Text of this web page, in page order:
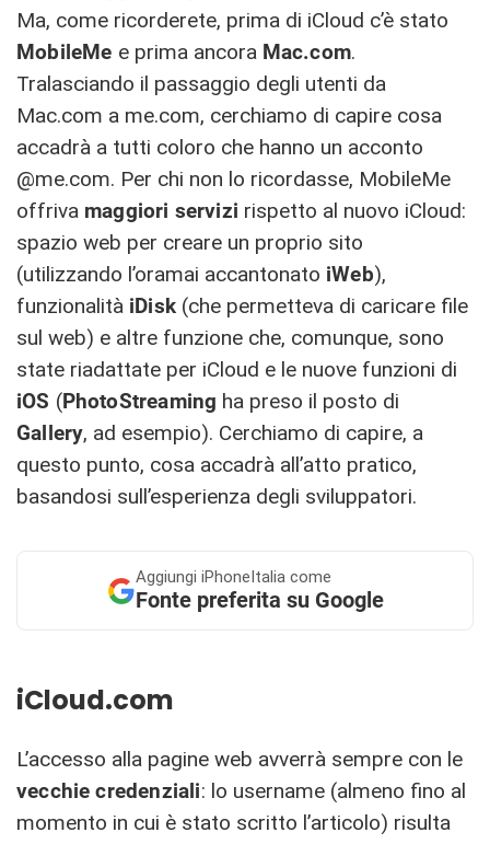
Ma, come ricorderete, prima di iCloud c’è stato
MobileMe e prima ancora Mac.com.
Tralasciando il passaggio degli utenti da
Mac.com a me.com, cerchiamo di capire cosa
accadrà a tutti coloro che hanno un acconto
@me.com. Per chi non lo ricordasse, MobileMe
offriva maggiori servizi rispetto al nuovo iCloud:
spazio web per creare un proprio sito
(utilizzando l’oramai accantonato iWeb),
funzionalità iDisk (che permetteva di caricare file
sul web) e altre funzione che, comunque, sono
state riadattate per iCloud e le nuove funzioni di
iOS (PhotoStreaming ha preso il posto di
Gallery, ad esempio). Cerchiamo di capire, a
questo punto, cosa accadrà all’atto pratico,
basandosi sull’esperienza degli sviluppatori.
Aggiungi iPhoneItalia come
Fonte preferita su Google
iCloud.com
L’accesso alla pagine web avverrà sempre con le
vecchie credenziali: lo username (almeno fino al
momento in cui è stato scritto l’articolo) risulta